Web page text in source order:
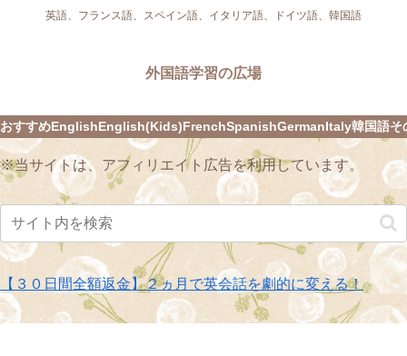
英語、フランス語、スペイン語、イタリア語、ドイツ語、韓国語
外国語学習の広場
おすすめEnglishEnglish(Kids)FrenchSpanishGermanItaly韓国語そ
※当サイトは、アフィリエイト広告を利用しています。
【３０日間全額返金】２ヵ月で英会話を劇的に変える！